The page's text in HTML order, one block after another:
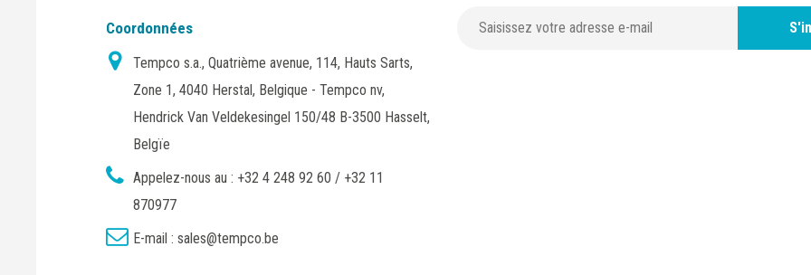
Coordonnées
Tempco s.a., Quatrième avenue, 114, Hauts Sarts,
Zone 1, 4040 Herstal, Belgique - Tempco nv,
Hendrick Van Veldekesingel 150/48 B-3500 Hasselt,
Belgïe
Appelez-nous au : +32 4 248 92 60 / +32 11
870977
E-mail : sales@tempco.be